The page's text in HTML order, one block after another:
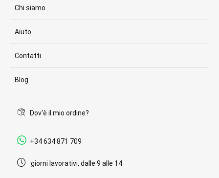
Chi siamo
Aiuto
Contatti
Blog
Dov'è il mio ordine?
+34 634 871 709
giorni lavorativi, dalle 9 alle 14